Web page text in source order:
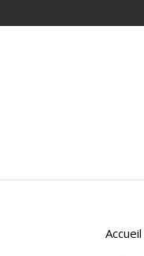
Accueil